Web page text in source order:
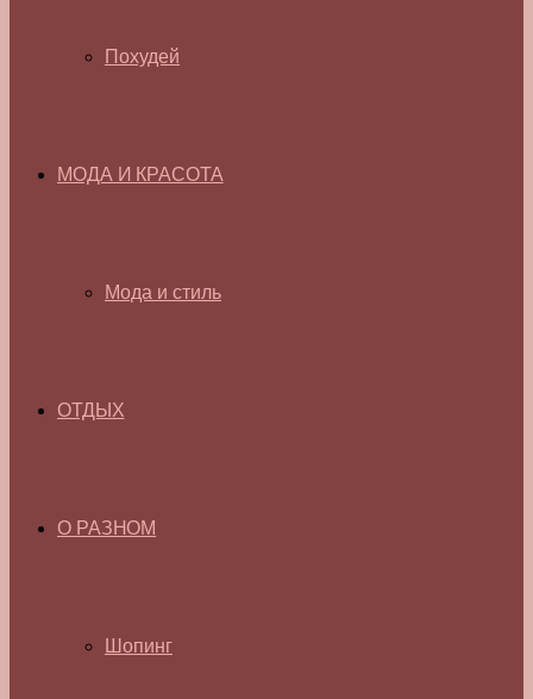
Похудей
МОДА И КРАСОТА
Мода и стиль
ОТДЫХ
О РАЗНОМ
Шопинг